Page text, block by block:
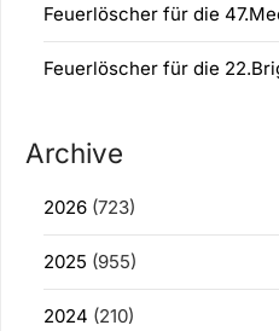
Feuerlöscher für die
Feuerlöscher für die
Archive
2026 (723)
2025 (955)
2024 (210)